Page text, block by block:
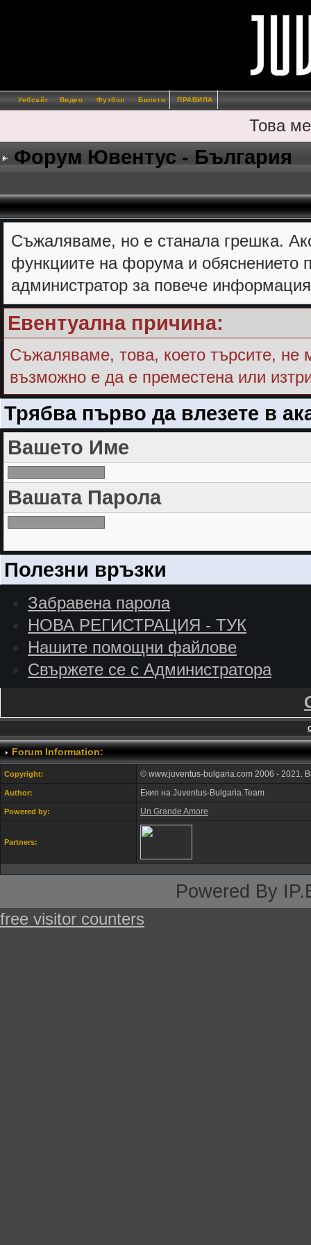
Уебсайт Видео Футбол Билети ПРАВИЛА
Това
Форум Ювентус - България
Съжалявамe, но е станала грешка.
функциите на форума и обяснението
администратор за повече
Евентуална причина:
Съжалявамe, това, което търсите,
възможно е да е преместена или
Трябва първо да влезете в
Вашето Име
Вашата Парола
Полезни връзки
Забравена парола
НОВА РЕГИСТРАЦИЯ - ТУК
Нашите помощни файлове
Свържете се с Администратора
Forum Information:
Copyright: © www.juventus-bulgaria.com 2006 - 2021.
Author: Екип на Juventus-Bulgaria.Team
Powered by: Un Grande Amore
Partners:
Powered By
free visitor counters